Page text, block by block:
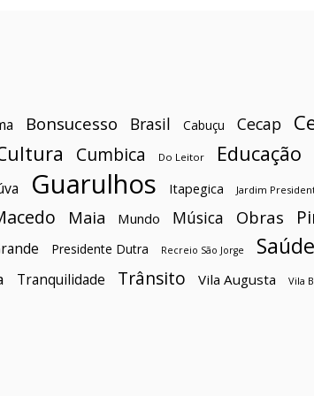
Bonsucesso Brasil Cabuçu Cecap
Cumbica Do Leitor Educação
Guarulhos Itapegica Jardim
Maia Mundo Música Obras
Presidente Dutra Recreio São Jorge Saúde
Tranquilidade Trânsito Vila Augusta Vila